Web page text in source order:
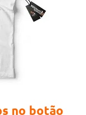
no botão